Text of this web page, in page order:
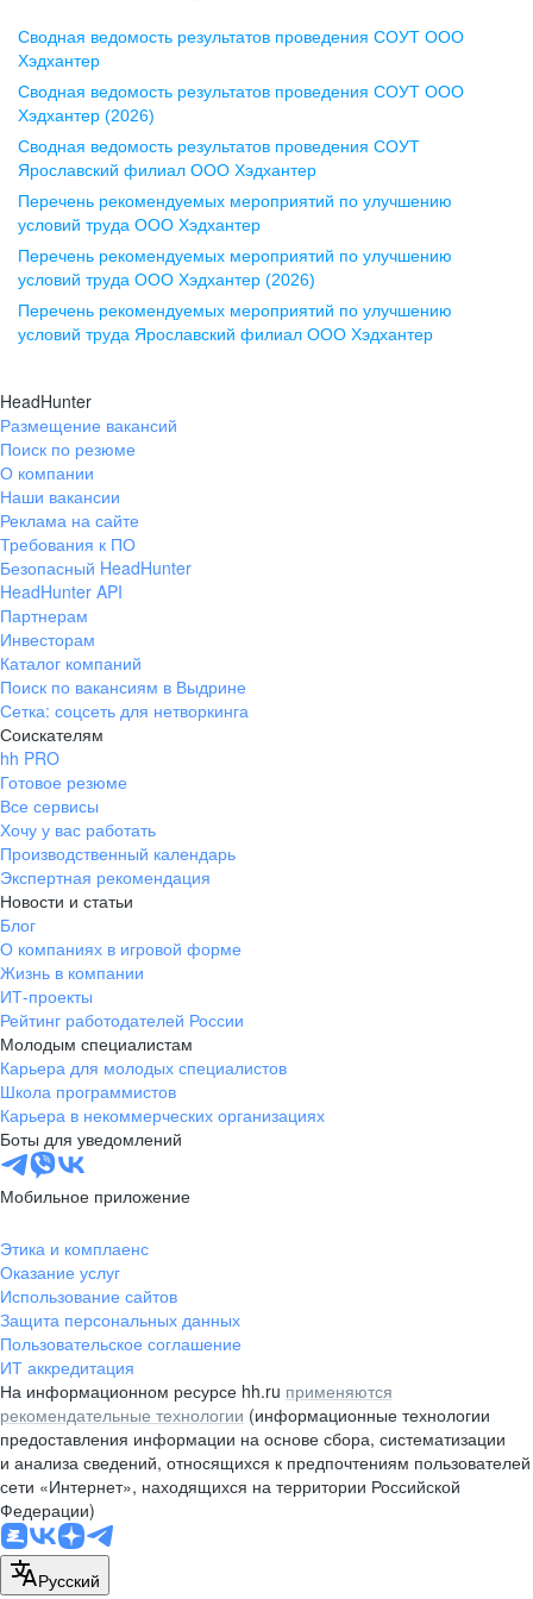
Воронеж
ул. Комиссаржевской, д. 10,
офис 1212
+7 473 280-05-05
pr@vrn.hh.ru
ул. Спартаковская, д. 2А, этаж 3,
помещение 15
+7 843 212-12-50
Екатеринбург
ул. Боевых Дружин, стр. 20,
+7 343 226-79-99
pr@ural.hh.ru
ул. Янковского, д. 169, 7 этаж,
706 каб.
+7 861 205-55-57
pr@krd.hh.ru
Владивосток
пер. Ланинский д. 4, офис 3.4
+7 423 202-33-28
pr@dv.hh.ru
Новосибирск
ул. Большевистская, д. 35,
помещение 21
+7 383 207-94-64
pr@nsk.hh.ru
Минск
пр-т Дзержинского, д. 57,
10 этаж, помещение 45-1
pr@rabota.by
Алматы
пр. Абая, д. 151, БЦ Алатау,
12 этаж, офис 1209
+7 727 232-13-13
pr@headhunter.com.kz
Сводная ведомость результатов проведения СОУТ ООО
Хэдхантер
Сводная ведомость результатов проведения СОУТ ООО
Хэдхантер (2026)
Сводная ведомость результатов проведения СОУТ
Ярославский филиал ООО Хэдхантер
Перечень рекомендуемых мероприятий по улучшению
условий труда ООО Хэдхантер
Перечень рекомендуемых мероприятий по улучшению
условий труда ООО Хэдхантер (2026)
Перечень рекомендуемых мероприятий по улучшению
условий труда Ярославский филиал ООО Хэдхантер
HeadHunter
Размещение вакансий
Поиск по резюме
О компании
Наши вакансии
Реклама на сайте
Требования к ПО
Безопасный HeadHunter
HeadHunter API
Партнерам
Инвесторам
Каталог компаний
Поиск по вакансиям в Выдрине
Сетка: соцсеть для нетворкинга
Соискателям
hh PRO
Готовое резюме
Все сервисы
Хочу у вас работать
Производственный календарь
Экспертная рекомендация
Новости и статьи
Блог
О компаниях в игровой форме
Жизнь в компании
ИТ-проекты
Рейтинг работодателей России
Молодым специалистам
Карьера для молодых специалистов
Школа программистов
Карьера в некоммерческих организациях
Боты для уведомлений
Мобильное приложение
Этика и комплаенс
Оказание услуг
Использование сайтов
Защита персональных данных
Пользовательское соглашение
ИТ аккредитация
На информационном ресурсе hh.ru применяются
рекомендательные технологии (информационные технологии
предоставления информации на основе сбора, систематизации
и анализа сведений, относящихся к предпочтениям пользователей
сети «Интернет», находящихся на территории Российской
Федерации)
Русский